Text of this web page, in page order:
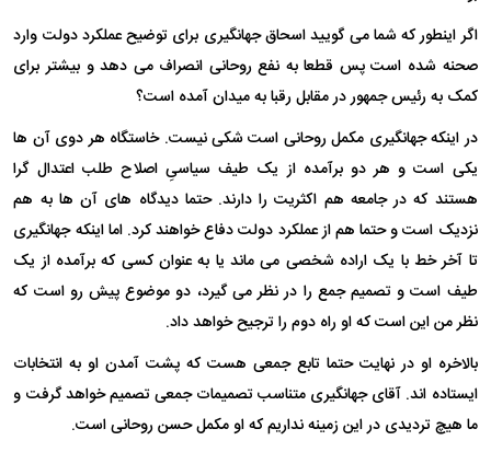
اگر اینطور که شما می گویید اسحاق جهانگیری برای توضیح عملکرد دولت وارد
صحنه شده است پس قطعا به نفع روحانی انصراف می دهد و بیشتر برای
کمک به رئیس جمهور در مقابل رقبا به میدان آمده است؟
در اینکه جهانگیری مکمل روحانی است شکی نیست. خاستگاه هر دوی آن ها
یکی است و هر دو برآمده از یک طیف سیاسیِ اصلاح طلب اعتدال گرا
هستند که در جامعه هم اکثریت را دارند. حتما دیدگاه های آن ها به هم
نزدیک است و حتما هم از عملکرد دولت دفاع خواهند کرد. اما اینکه جهانگیری
تا آخر خط با یک اراده شخصی می ماند یا به عنوان کسی که برآمده از یک
طیف است و تصمیم جمع را در نظر می گیرد، دو موضوع پیش رو است که
نظر من این است که او راه دوم را ترجیح خواهد داد.
بالاخره او در نهایت حتما تابع جمعی هست که پشت آمدن او به انتخابات
ایستاده اند. آقای جهانگیری متناسب تصمیمات جمعی تصمیم خواهد گرفت و
ما هیچ تردیدی در این زمینه نداریم که او مکمل حسن روحانی است.